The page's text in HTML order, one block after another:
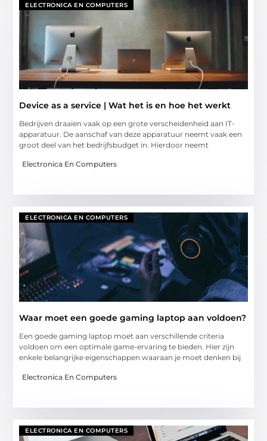
ELECTRONICA EN COMPUTERS
Device as a service | Wat het is en hoe het werkt
Bedrijven draaien vaak op een grote verscheidenheid aan IT-
apparatuur. De aanschaf van deze apparatuur neemt vaak een
groot deel van het bedrijfsbudget in. Hierdoor neemt
Electronica En Computers
ELECTRONICA EN COMPUTERS
Waar moet een goede gaming laptop aan voldoen?
Een goede gaming laptop moet aan verschillende criteria
voldoen om een optimale game-ervaring te bieden. Hier zijn
enkele belangrijke eigenschappen waaraan je moet denken bij
Electronica En Computers
ELECTRONICA EN COMPUTERS